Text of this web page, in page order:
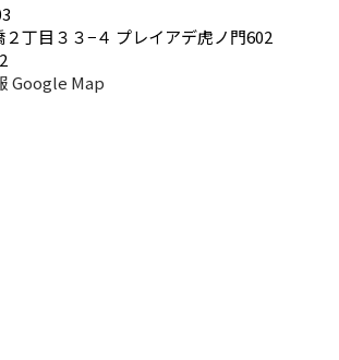
丁目３３−４ プレイアデ虎ノ門602
Google Map